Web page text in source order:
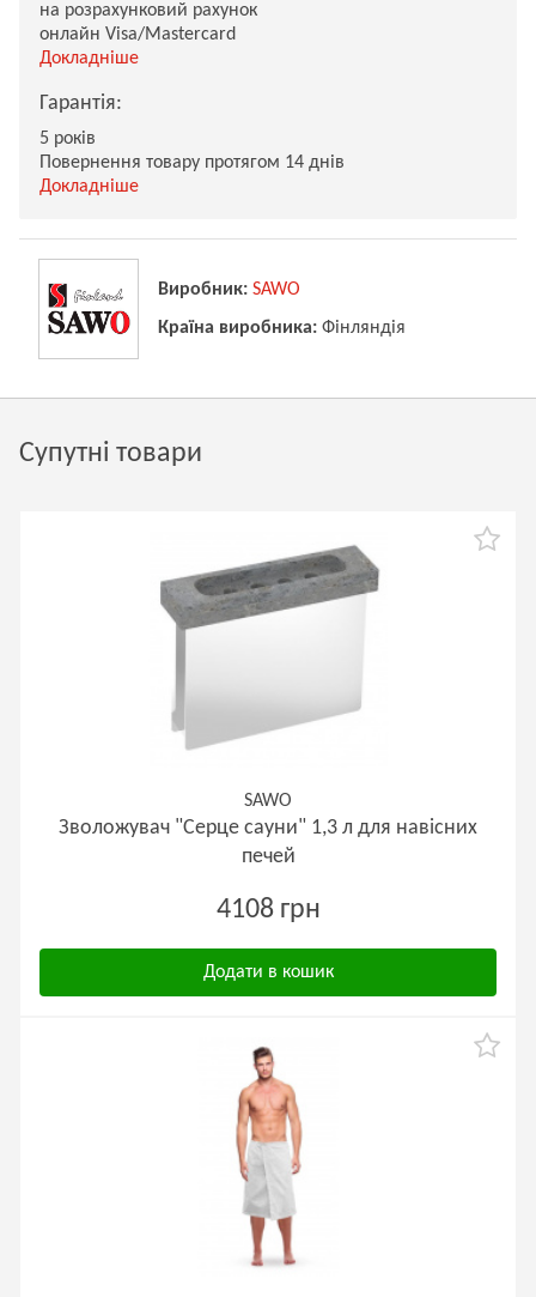
на розрахунковий рахунок
онлайн Visa/Mastercard
Докладніше
Гарантія:
5 років
Повернення товару протягом 14 днів
Докладніше
Виробник: SAWO
Країна виробника: Фінляндія
Супутні товари
SAWO
Зволожувач "Серце сауни" 1,3 л для навісних
печей
4108 грн
Додати в кошик